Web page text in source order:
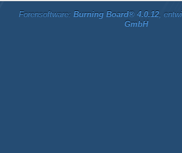
Forensoftware: Burning Board® 4.0.12,
GmbH